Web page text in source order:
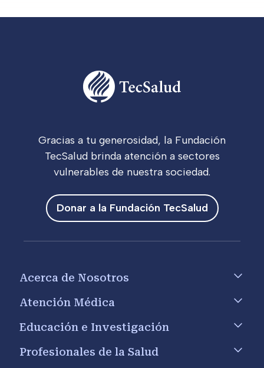
Gracias a tu generosidad, la Fundación
TecSalud brinda atención a sectores
vulnerables de nuestra sociedad.
Donar a la Fundación TecSalud
Acerca de Nosotros
Atención Médica
Educación e Investigación
Profesionales de la Salud